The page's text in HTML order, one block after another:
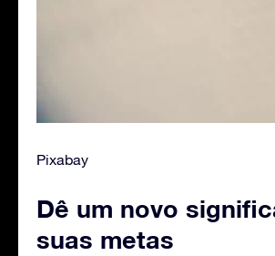
Pixabay
Dê um novo
suas metas